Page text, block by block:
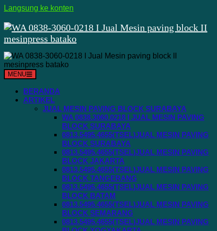
Langsung ke konten
MENU
BERANDA
ARTIKEL
JUAL MESIN PAVING BLOCK SURABAYA
WA 0838.3060.0218 I JUAL MESIN PAVING
BLOCK SURABAYA
0813.5495.4655(TSEL)JUAL MESIN PAVING
BLOCK SURABAYA
0813.5495.4655(TSEL)JUAL MESIN PAVING
BLOCK JAKARTA
0813.5495.4655(TSEL)JUAL MESIN PAVING
BLOCK TANGERANG
0813.5495.4655(TSEL)JUAL MESIN PAVING
BLOCK BATAM
0813.5495.4655(TSEL)JUAL MESIN PAVING
BLOCK SEMARANG
0813.5495.4655(TSEL)JUAL MESIN PAVING